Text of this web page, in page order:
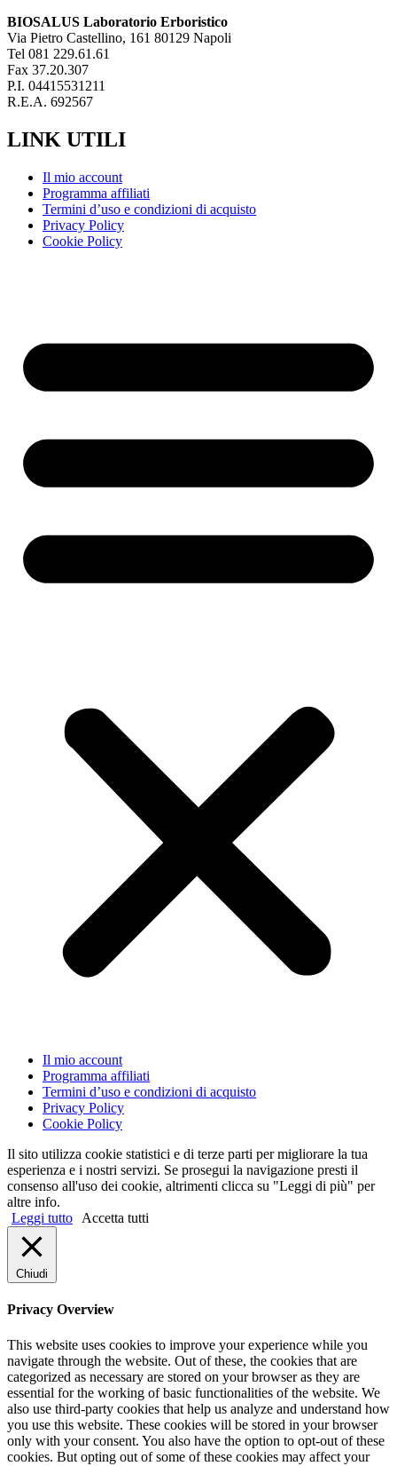
BIOSALUS Laboratorio Erboristico
Via Pietro Castellino, 161 80129 Napoli
Tel 081 229.61.61
Fax 37.20.307
P.I. 04415531211
R.E.A. 692567
LINK UTILI
Il mio account
Programma affiliati
Termini d’uso e condizioni di acquisto
Privacy Policy
Cookie Policy
Il mio account
Programma affiliati
Termini d’uso e condizioni di acquisto
Privacy Policy
Cookie Policy
Il sito utilizza cookie statistici e di terze parti per migliorare la tua
esperienza e i nostri servizi. Se prosegui la navigazione presti il
consenso all'uso dei cookie, altrimenti clicca su "Leggi di più" per
altre info.
Leggi tutto
Accetta tutti
Chiudi
Privacy Overview
This website uses cookies to improve your experience while you
navigate through the website. Out of these, the cookies that are
categorized as necessary are stored on your browser as they are
essential for the working of basic functionalities of the website. We
also use third-party cookies that help us analyze and understand how
you use this website. These cookies will be stored in your browser
only with your consent. You also have the option to opt-out of these
cookies. But opting out of some of these cookies may affect your